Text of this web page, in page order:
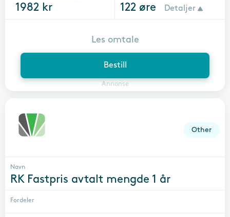
1982 kr 122 øre Detaljer
Bestill
Annonse
Les omtale
Other
Navn
RK Fastpris avtalt mengde 1 år
Fordeler